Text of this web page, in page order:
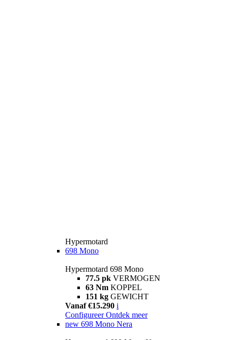
Hypermotard
698 Mono
Hypermotard 698 Mono
77.5 pk VERMOGEN
63 Nm KOPPEL
151 kg GEWICHT
Vanaf €15.290 i
Configureer Ontdek meer
new 698 Mono Nera